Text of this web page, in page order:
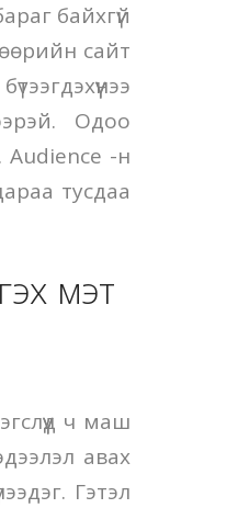
байхгүй
сайт
Одоо
Audience -н
тусдаа
мэт
ч маш
авах
Гэтэл